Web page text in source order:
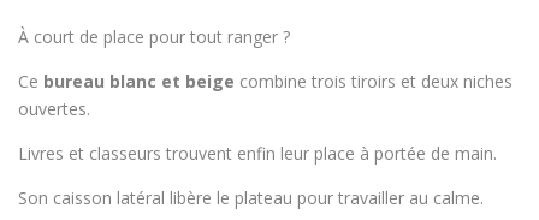
À court de place pour tout ranger ?
Ce bureau blanc et beige combine trois tiroirs et deux niches
ouvertes.
Livres et classeurs trouvent enfin leur place à portée de main.
Son caisson latéral libère le plateau pour travailler au calme.